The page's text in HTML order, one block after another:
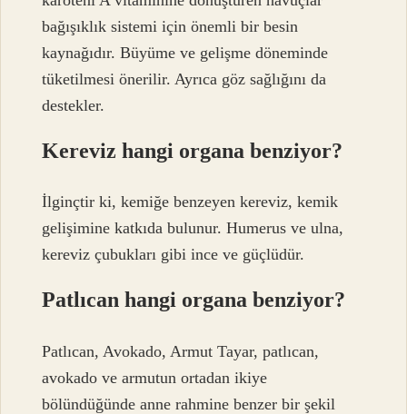
bağışıklık sistemi için önemli bir besin
kaynağıdır. Büyüme ve gelişme döneminde
tüketilmesi önerilir. Ayrıca göz sağlığını da
destekler.
Kereviz hangi organa benziyor?
İlginçtir ki, kemiğe benzeyen kereviz, kemik
gelişimine katkıda bulunur. Humerus ve ulna,
kereviz çubukları gibi ince ve güçlüdür.
Patlıcan hangi organa benziyor?
Patlıcan, Avokado, Armut Tayar, patlıcan,
avokado ve armutun ortadan ikiye
bölündüğünde anne rahmine benzer bir şekil